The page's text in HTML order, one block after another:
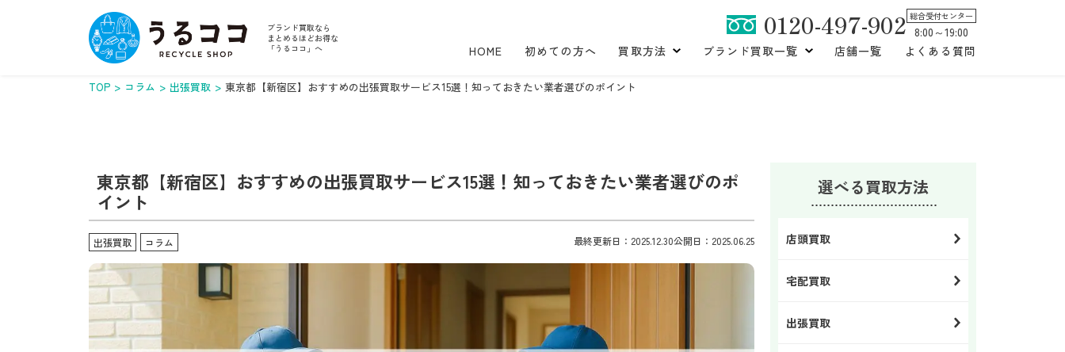
ブランド買取なら
まとめるほどお得な
「うるココ」へ
0120-497-902 総合受付センター
8:00～19:00
HOME
初めての方へ 買取方法 ブランド買取一覧 店舗一覧 よくある質問
TOP コラム 出張買取 東京都【新宿区】おすすめの出張買取サービス15選！知っておきたい業者選びのポイント
東京都【新宿区】おすすめの出張買取サービス15選！知っておきたい業者選びのポ
イント
出張買取 コラム 最終更新日：2025.12.30公開日：2025.06.25
選べる買取方法
店頭買取
宅配買取
出張買取